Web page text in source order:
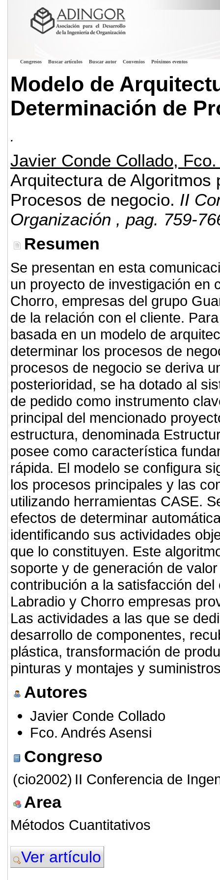
Congresos Buscar artículos Buscar autor Convenios Próximos eventos
Modelo de
Determinación de
.
Javier Conde Collado,
Arquitectura de Algoritmos
Procesos de negocio. II
Organización , pag. 759-
Resumen
Se presentan en esta
un proyecto de investigación en
Chorro, empresas del grupo
de la relación con el cliente.
basada en un modelo de
determinar los procesos de
procesos de negocio se deriva
posterioridad, se ha dotado al
de pedido como instrumento
principal del mencionado
estructura, denominada
posee como característica
rápida. El modelo se configura
los procesos principales y las
utilizando herramientas CASE.
efectos de determinar
identificando sus actividades
que lo constituyen. Este
soporte y de generación de
contribución a la satisfacción
Labradio y Chorro empresas
Las actividades a las que se
desarrollo de componentes,
plástica, transformación de
pinturas y montajes y
Autores
Javier Conde Collado
Fco. Andrés Asensi
Congreso
(cio2002) II Conferencia de
Area
Métodos Cuantitativos
Ver artículo